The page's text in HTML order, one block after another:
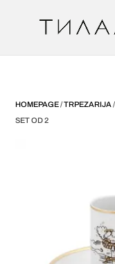
HOMEPAGE/TRPEZARIJA
SET OD 2